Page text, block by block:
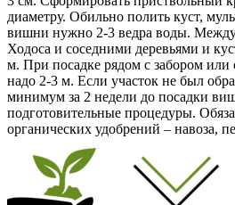
диаметру. Обильно полить куст,
вишни нужно 2-3 ведра воды.
Ходоса и соседними деревьями и
м. При посадке рядом с забором или
надо 2-3 м. Если участок не был
минимум за 2 недели до посадки
подготовительные процедуры.
органических удобрений – навоза,